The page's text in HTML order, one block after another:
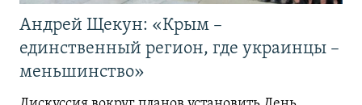
Андрей Щекун: «Крым –
единственный регион, где украинцы –
меньшинство»